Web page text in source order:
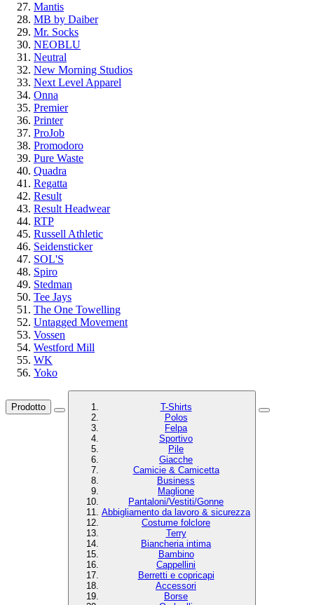
Mantis
MB by Daiber
Mr. Socks
NEOBLU
Neutral
New Morning Studios
Next Level Apparel
Onna
Premier
Printer
ProJob
Promodoro
Pure Waste
Quadra
Regatta
Result
Result Headwear
RTP
Russell Athletic
Seidensticker
SOL'S
Spiro
Stedman
Tee Jays
The One Towelling
Untagged Movement
Vossen
Westford Mill
WK
Yoko
Prodotto
T-Shirts
Polos
Felpa
Sportivo
Pile
Giacche
Camicie & Camicetta
Business
Maglione
Pantaloni/Vestiti/Gonne
Abbigliamento da lavoro & sicurezza
Costume folclore
Terry
Biancheria intima
Bambino
Cappellini
Berretti e copricapi
Accessori
Borse